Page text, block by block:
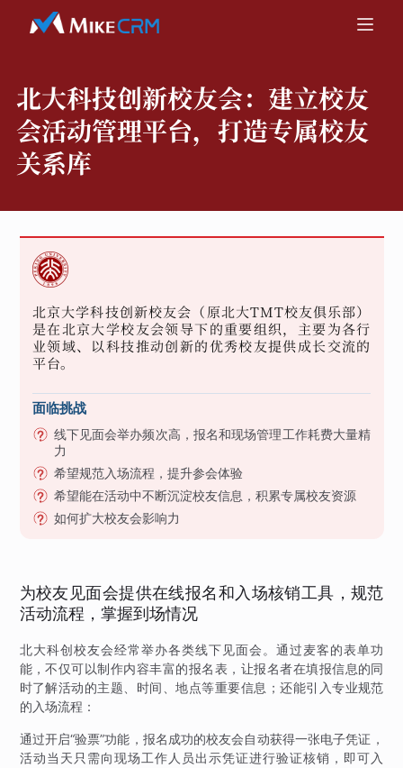
北大科技创新校友会： 建立校友
会活动管理平台，打造专属校友
关系库
北京大学科技创新校友会（原北大TMT校友俱乐部）
是在北京大学校友会领导下的重要组织，主要为各行
业领域、以科技推动创新的优秀校友提供成长交流的
平台。
面临挑战
线下见面会举办频次高，报名和现场管理工作耗费大量精
力
希望规范入场流程，提升参会体验
希望能在活动中不断沉淀校友信息，积累专属校友资源
如何扩大校友会影响力
为校友见面会提供在线报名和入场核销工具，规范
活动流程，掌握到场情况
北大科创校友会经常举办各类线下见面会。通过麦客的表单功
能，不仅可以制作内容丰富的报名表，让报名者在填报信息的同
时了解活动的主题、时间、地点等重要信息；还能引入专业规范
的入场流程：
通过开启“验票”功能，报名成功的校友会自动获得一张电子凭证，
活动当天只需向现场工作人员出示凭证进行验证核销，即可入